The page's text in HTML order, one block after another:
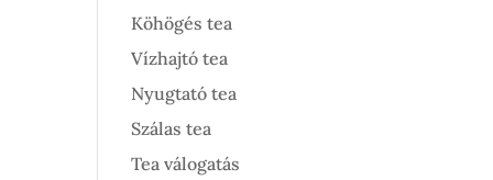
Köhögés tea
Vízhajtó tea
Nyugtató tea
Szálas tea
Tea válogatás